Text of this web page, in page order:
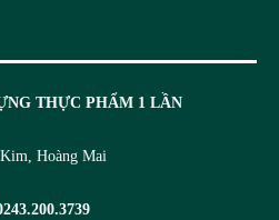
THỰC PHẨM 1 LẦN
Hoàng Mai